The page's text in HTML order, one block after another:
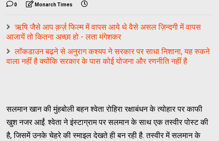
0 Monarch Times
ऋषि जैसे आप क़र्ज़ फिल्म में वापस आये थे वैसे असल ज़िन्दगी में वापस
आजायें तो कितना अच्छा हो - लता मंगेशकर
लॉकडाउन बढ़ने से अनुराग कश्यप ने सरकार पर साधा निशाना, यह रुकने
वाला नहीं है क्योंकि सरकार के पास कोई योजना और रणनीति नहीं है
सलमान खान की मुंहबोली बहन श्वेता रोहिरा रक्षाबंधन के त्योहार पर काफी
खुश नजर आईं. श्वेता ने इंस्टाग्राम पर सलमान के साथ एक तस्वीर पोस्ट की
है, जिसमें उनके चेहरे की स्माइल देखते ही बन रही है. तस्वीर में सलमान के